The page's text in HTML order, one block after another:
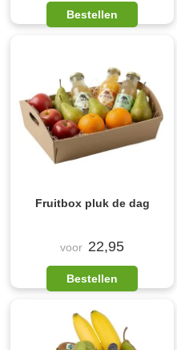
Bestellen
Fruitbox pluk de dag
voor 22,95
Bestellen